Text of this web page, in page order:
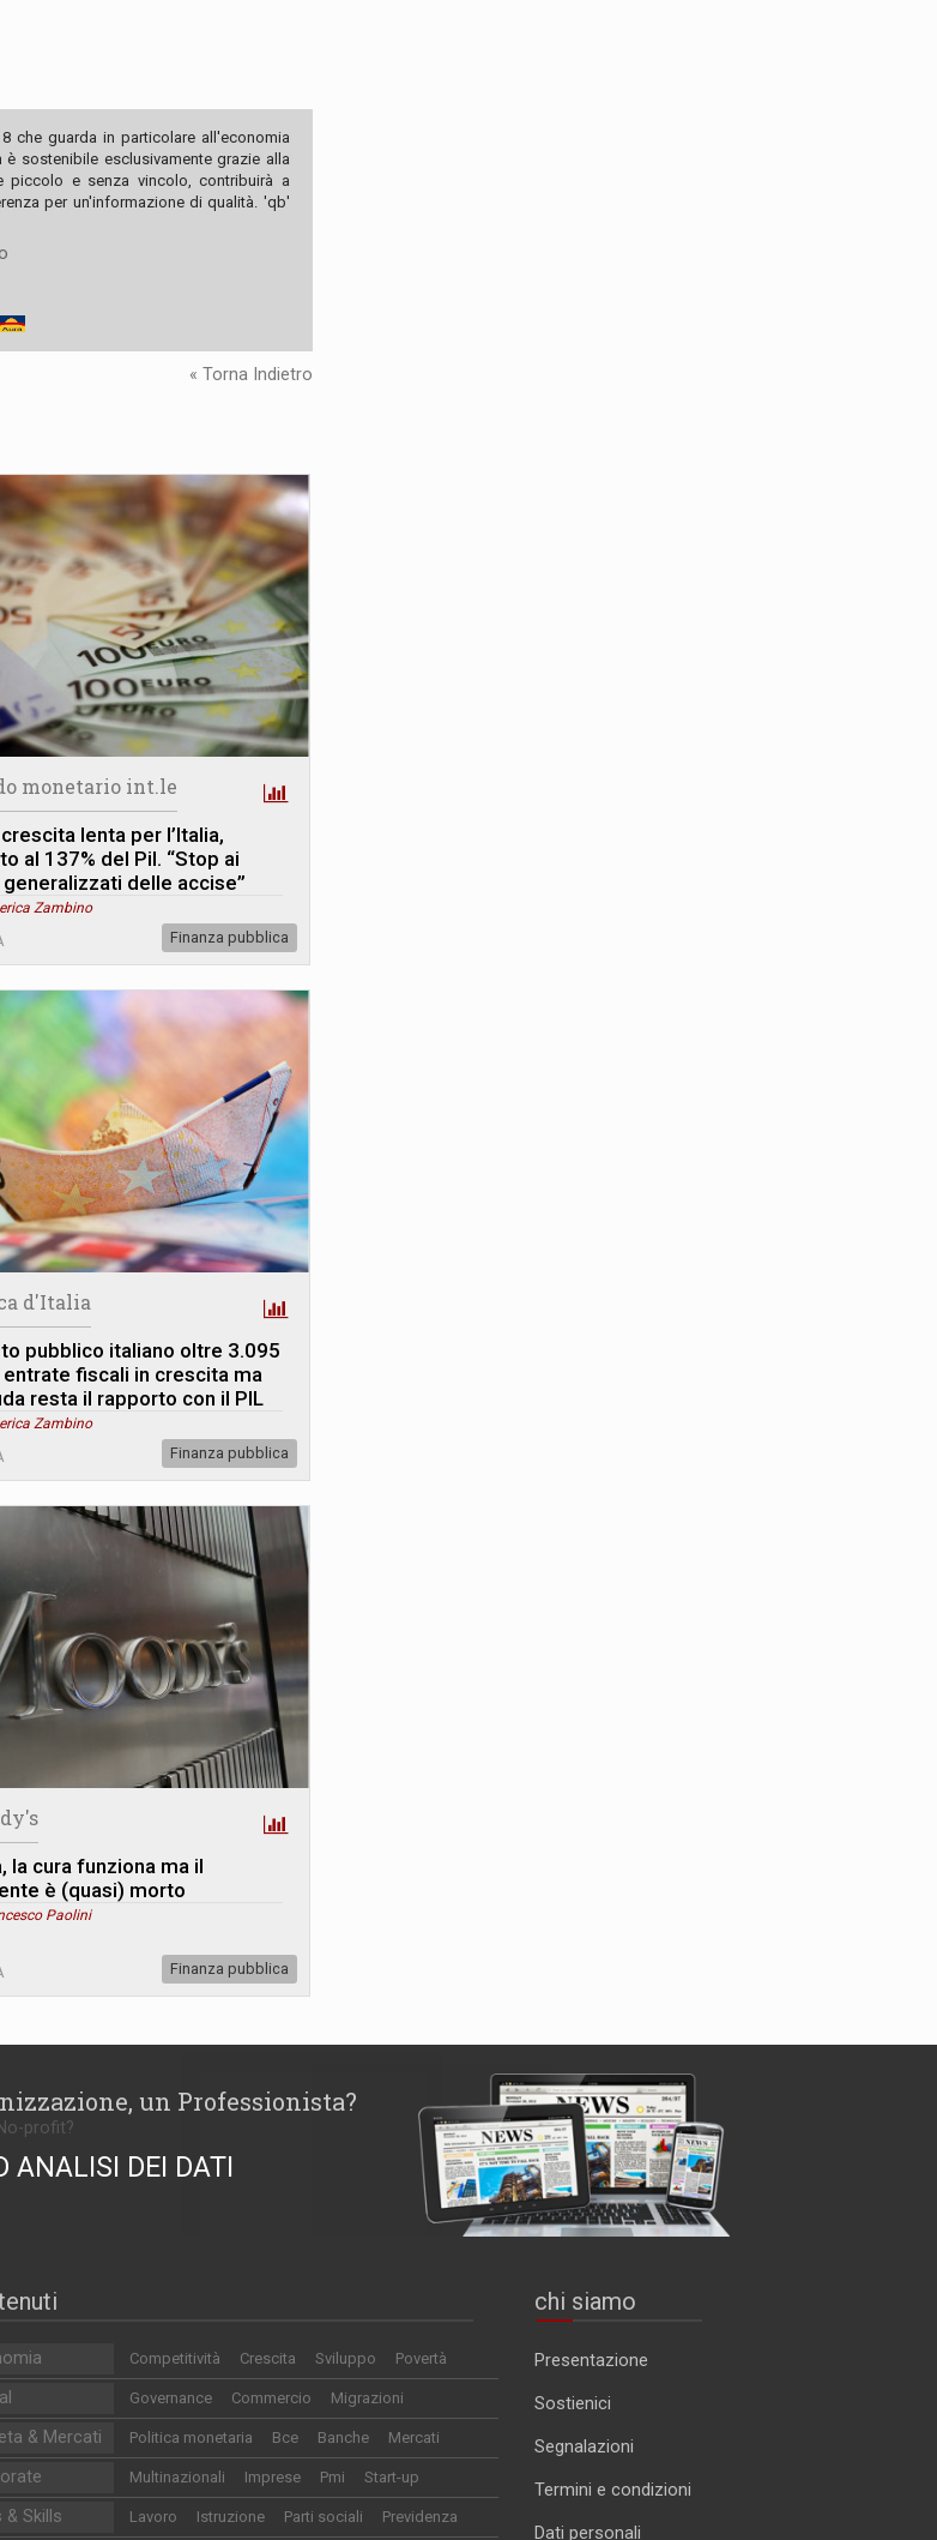
che guarda in particolare all'economia
sostenibile esclusivamente grazie alla
e senza vincolo, contribuirà a
per un'informazione di qualità. 'qb'
« Torna Indietro
monetario int.le
crescita lenta per l’Italia,
al 137% del Pil. “Stop ai
delle accise”
Zambino
Finanza pubblica
d'Italia
pubblico italiano oltre 3.095
entrate fiscali in crescita ma
resta il rapporto con il PIL
Zambino
Finanza pubblica
la cura funziona ma il
è (quasi) morto
Paolini
Finanza pubblica
un Professionista?
profit?
ANALISI DEI DATI
Competitività Crescita Sviluppo Povertà
Governance Commercio Migrazioni
& Mercati Politica monetaria Bce Banche Mercati
Multinazionali Imprese Pmi Start-up
& Skills Lavoro Istruzione Parti sociali Previdenza
chi siamo
Presentazione
Sostienici
Segnalazioni
Termini e condizioni
Dati personali